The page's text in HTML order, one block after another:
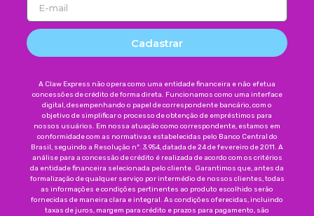
Cadastrar
A Claw Express não opera como uma entidade financeira e não efetua
concessões de crédito de forma direta. Funcionamos como uma interface
digital, desempenhando o papel de correspondente bancário, com o
objetivo de simplificar o processo de obtenção de empréstimos para
nossos usuários. Em nossa atuação como correspondente, estamos em
conformidade com as normativas estabelecidas pelo Banco Central do
Brasil, seguindo a Resolução nº. 3.954, datada de 24 de fevereiro de 2011. A
análise para a concessão de crédito é realizada de acordo com os critérios
da entidade financeira selecionada pelo cliente. Garantimos que, antes da
formalização de qualquer serviço por intermédio de nossos clientes, todas
as informações e condições pertinentes ao produto escolhido serão
fornecidas de maneira clara e integral. As condições oferecidas, incluindo
taxas de juros, margem para crédito e prazos para pagamento, são